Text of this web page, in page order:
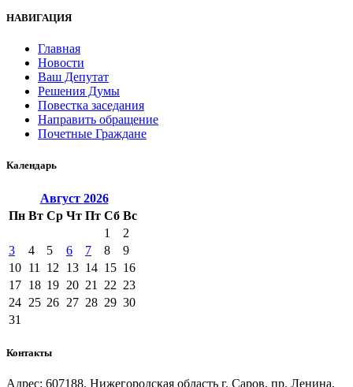
НАВИГАЦИЯ
Главная
Новости
Ваш Депутат
Решения Думы
Повестка заседания
Направить обращение
Почетные Граждане
Календарь
Август 2026
Пн Вт Ср Чт Пт Сб Вс
1
2
3
4 5 6 7 8
9
10 11 12 13 14 15 16
17 18 19 20 21 22 23
24 25 26 27 28 29 30
31
Контакты
Адрес: 607188, Нижегородская область г. Саров, пр. Ленина,